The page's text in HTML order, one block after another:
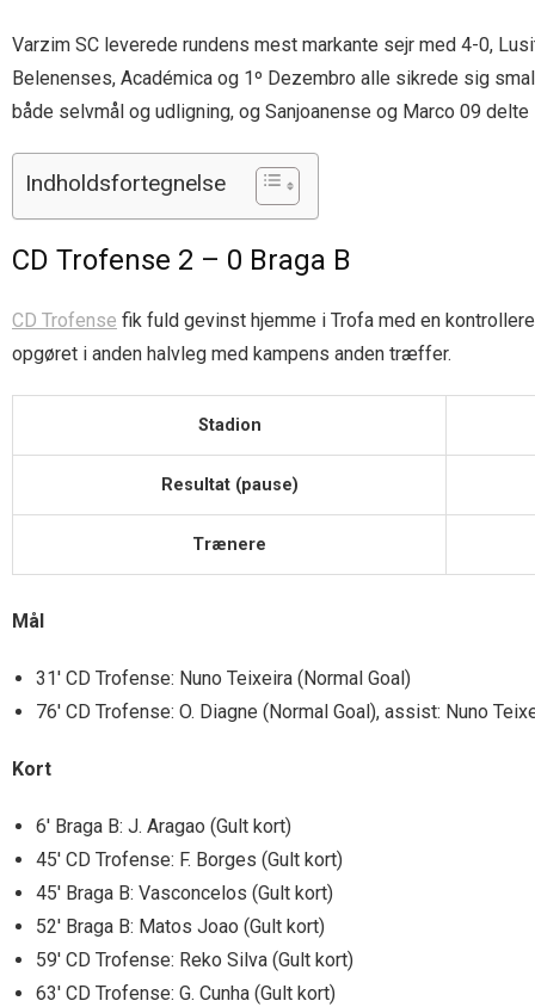
Varzim SC leverede rundens mest markante sejr med 4-0,
Belenenses, Académica og 1º Dezembro alle sikrede sig
både selvmål og udligning, og Sanjoanense og Marco 09
Indholdsfortegnelse
CD Trofense 2 – 0 Braga B
CD Trofense fik fuld gevinst hjemme i Trofa med en
opgøret i anden halvleg med kampens anden træffer.
Stadion
Resultat (pause)
Trænere
Mål
31′ CD Trofense: Nuno Teixeira (Normal Goal)
76′ CD Trofense: O. Diagne (Normal Goal), assist: Nuno
Kort
6′ Braga B: J. Aragao (Gult kort)
45′ CD Trofense: F. Borges (Gult kort)
45′ Braga B: Vasconcelos (Gult kort)
52′ Braga B: Matos Joao (Gult kort)
59′ CD Trofense: Reko Silva (Gult kort)
63′ CD Trofense: G. Cunha (Gult kort)